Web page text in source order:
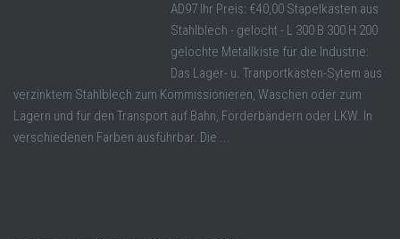
AD97 Ihr Preis: €40,00 Stapelkästen aus
Stahlblech - gelocht - L 300 B 300 H 200
gelochte Metallkiste für die Industrie:
Das Lager- u. Tranportkästen-Sytem aus
verzinktem Stahlblech zum Kommissionieren, Waschen oder zum
Lagern und für den Transport auf Bahn, Förderbändern oder LKW. In
verschiedenen Farben ausführbar. Die ...